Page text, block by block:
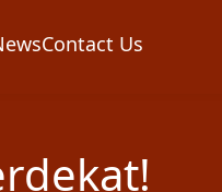
Contact Us